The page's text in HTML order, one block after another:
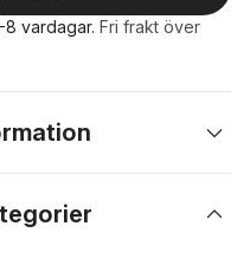
8 vardagar. Fri frakt över